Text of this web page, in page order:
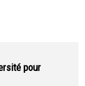
pour